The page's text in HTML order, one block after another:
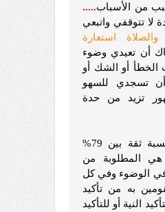
من الأسباب.....
لا تتوقفي واتبعي
استعارة
أن تعيدي وضوء
الخطأ أو الشك أو
أن تسجدي للسهو
تزيد من حدة
نسبة ثقة بين 79%
هي المطلوبة من
الوضوء وفي كل
به من تأكيد
النية أو للتأكيد